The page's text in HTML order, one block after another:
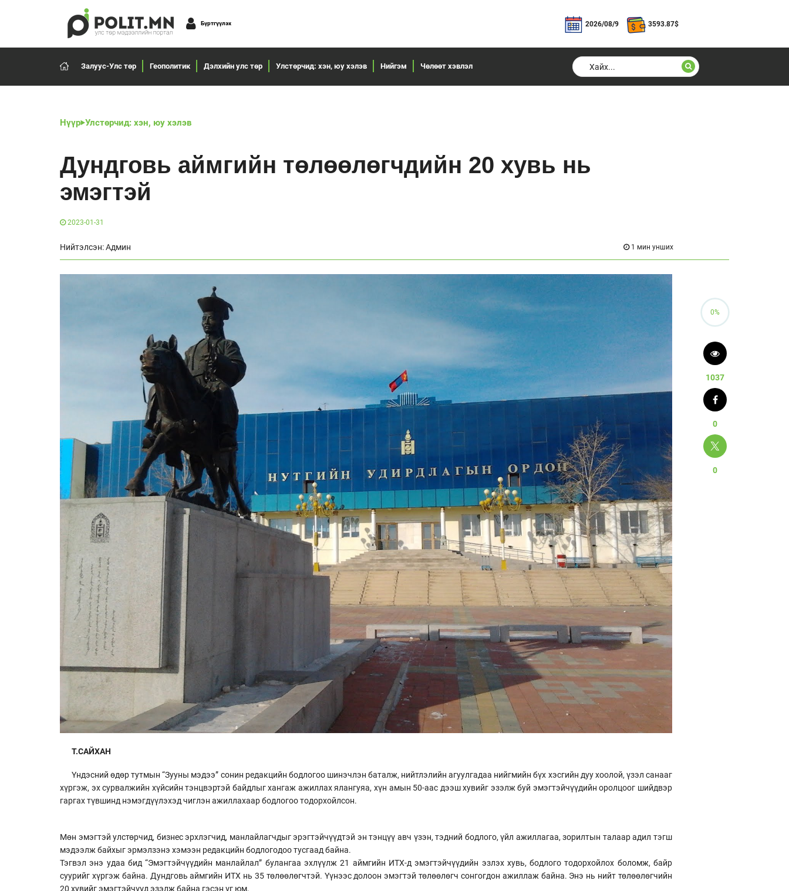
Бүртгүүлэх 2026/08/9 3593.87$
Залуус-Улс төр Геополитик Дэлхийн улс төр Улстөрчид: хэн, юу хэлэв Нийгэм Чөлөөт хэвлэл
Нүүр Улстөрчид: хэн, юу хэлэв
Дундговь аймгийн төлөөлөгчдийн 20 хувь нь
эмэгтэй
2023-01-31
Нийтэлсэн: Админ 1 мин унших
Т.САЙХАН
Үндэсний өдөр тутмын “Зууны мэдээ” сонин редакцийн бодлогоо шинэчлэн баталж, нийтлэлийн агуулгадаа нийгмийн бүх хэсгийн дуу хоолой, үзэл санааг
хүргэж, эх сурвалжийн хүйсийн тэнцвэртэй байдлыг хангаж ажиллах ялангуяа, хүн амын 50-аас дээш хувийг эзэлж буй эмэгтэйчүүдийн оролцоог шийдвэр
гаргах түвшинд нэмэгдүүлэхэд чиглэн ажиллахаар бодлогоо тодорхойлсон.
Мөн эмэгтэй улстөрчид, бизнес эрхлэгчид, манлайлагчдыг эрэгтэйчүүдтэй эн тэнцүү авч үзэн, тэдний бодлого, үйл ажиллагаа, зорилтын талаар адил тэгш
мэдээлж байхыг эрмэлзэнэ хэмээн редакцийн бодлогодоо тусгаад байна.
Тэгвэл энэ удаа бид “Эмэгтэйчүүдийн манлайлал” булангаа эхлүүлж 21 аймгийн ИТХ-д эмэгтэйчүүдийн эзлэх хувь, бодлого тодорхойлох боломж, байр
суурийг хүргэж байна. Дундговь аймгийн ИТХ нь 35 төлөөлөгчтэй. Үүнээс долоон эмэгтэй төлөөлөгч сонгогдон ажиллаж байна. Энэ нь нийт төлөөлөгчийн
20 хувийг эмэгтэйчүүд эзэлж байна гэсэн үг юм.
0%
1037
0
0